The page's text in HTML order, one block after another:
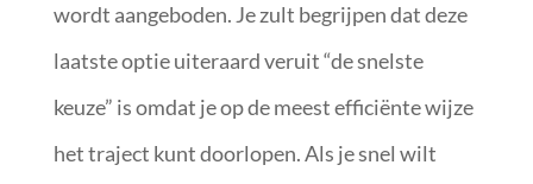
wordt aangeboden. Je zult begrijpen dat deze
laatste optie uiteraard veruit “de snelste
keuze” is omdat je op de meest efficiënte wijze
het traject kunt doorlopen. Als je snel wilt